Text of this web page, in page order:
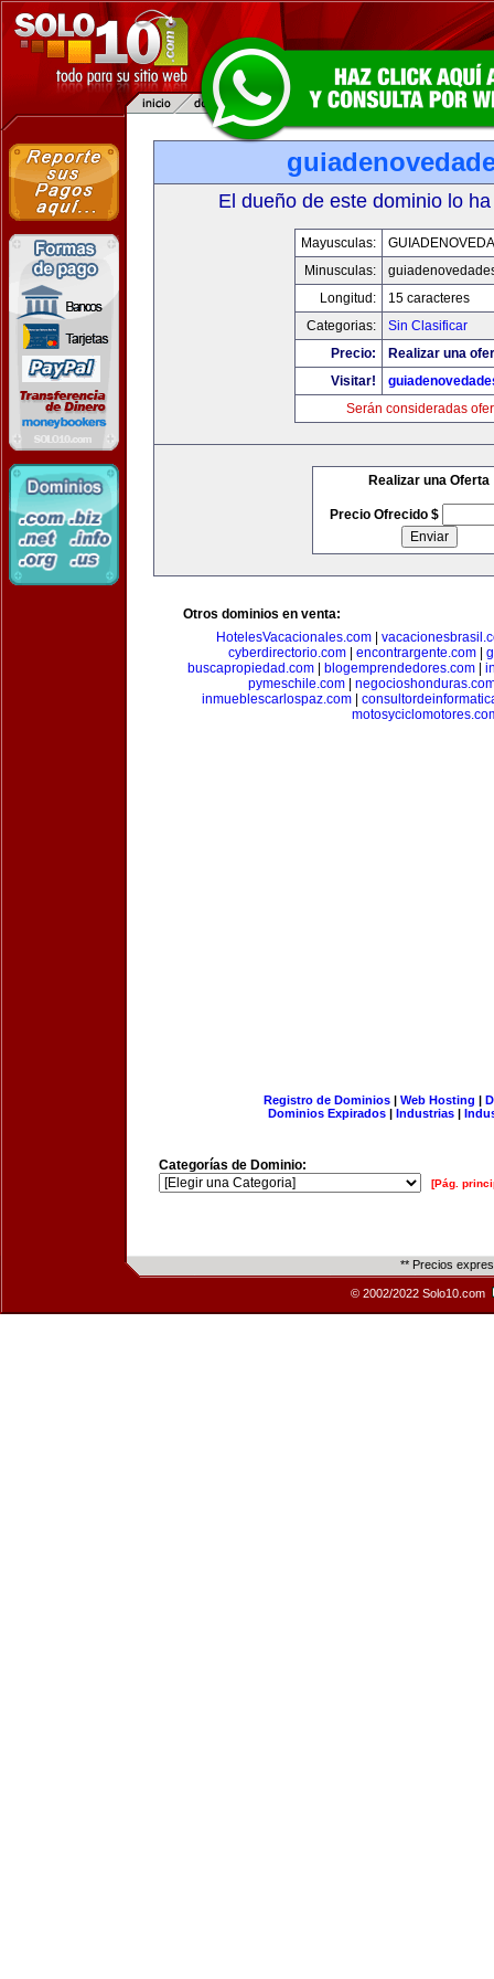
El dueño de este dominio lo
Mayusculas:
Minusculas:
Longitud:
15 caracteres
Categorias:
Sin Clasificar
Precio:
Realizar una
Visitar!
Serán consideradas
Realizar una Oferta
Precio Ofrecido $
Otros dominios en venta:
HotelesVacacionales.com|
cyberdirectorio.com| encontrargente.com|
buscapropiedad.com| blogemprendedores.com|
pymeschile.com|
inmueblescarlospaz.com|
Registro de Dominios| Web Hosting |
Dominios Expirados | Industrias |
Categorías de Dominio:
[Pág.
** Precios
© 2002/2022 Solo10.com